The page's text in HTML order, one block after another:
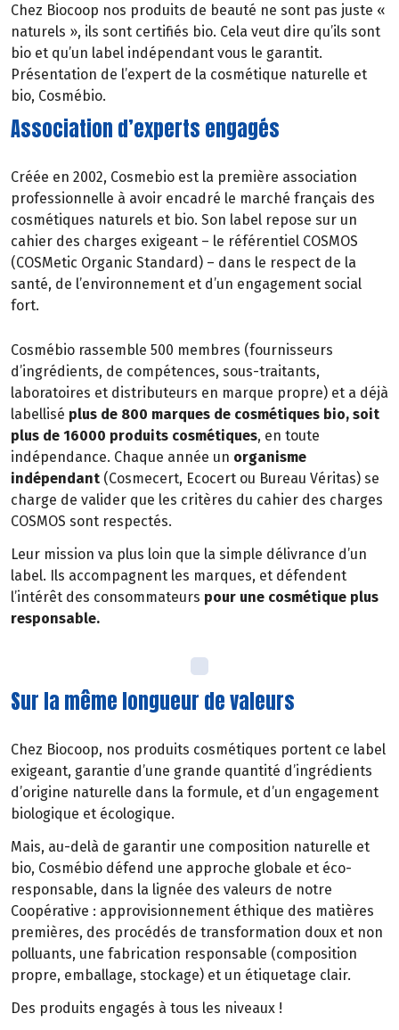
Chez Biocoop nos produits de beauté ne sont pas juste «
naturels », ils sont certifiés bio. Cela veut dire qu’ils sont
bio et qu’un label indépendant vous le garantit.
Présentation de l’expert de la cosmétique naturelle et
bio, Cosmébio.
Association d’experts engagés
Créée en 2002, Cosmebio est la première association
professionnelle à avoir encadré le marché français des
cosmétiques naturels et bio. Son label repose sur un
cahier des charges exigeant – le référentiel COSMOS
(COSMetic Organic Standard) – dans le respect de la
santé, de l’environnement et d’un engagement social
fort.
Cosmébio rassemble 500 membres (fournisseurs
d’ingrédients, de compétences, sous-traitants,
laboratoires et distributeurs en marque propre) et a déjà
labellisé plus de 800 marques de cosmétiques bio, soit
plus de 16000 produits cosmétiques, en toute
indépendance. Chaque année un organisme
indépendant (Cosmecert, Ecocert ou Bureau Véritas) se
charge de valider que les critères du cahier des charges
COSMOS sont respectés.
Leur mission va plus loin que la simple délivrance d’un
label. Ils accompagnent les marques, et défendent
l’intérêt des consommateurs pour une cosmétique plus
responsable.
Sur la même longueur de valeurs
Chez Biocoop, nos produits cosmétiques portent ce label
exigeant, garantie d’une grande quantité d’ingrédients
d’origine naturelle dans la formule, et d’un engagement
biologique et écologique.
Mais, au-delà de garantir une composition naturelle et
bio, Cosmébio défend une approche globale et éco-
responsable, dans la lignée des valeurs de notre
Coopérative : approvisionnement éthique des matières
premières, des procédés de transformation doux et non
polluants, une fabrication responsable (composition
propre, emballage, stockage) et un étiquetage clair.
Des produits engagés à tous les niveaux !